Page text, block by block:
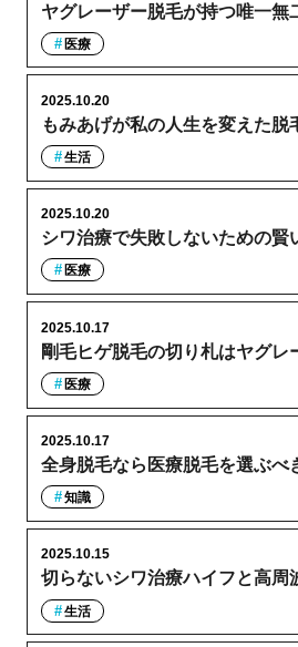
ヤグレーザー脱毛が持つ唯一無
医療
もみあげが私の人生を変えた脱
2025.10.20
生活
シワ治療で失敗しないための賢
2025.10.20
医療
剛毛ヒゲ脱毛の切り札はヤグレ
2025.10.17
医療
全身脱毛なら医療脱毛を選ぶべ
2025.10.17
知識
切らないシワ治療ハイフと高周
2025.10.15
生活